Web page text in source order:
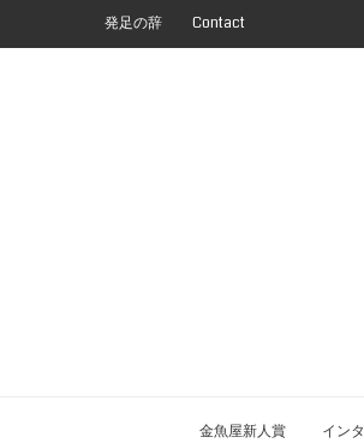
発足の辞 Contact
金魚屋新人賞 イン